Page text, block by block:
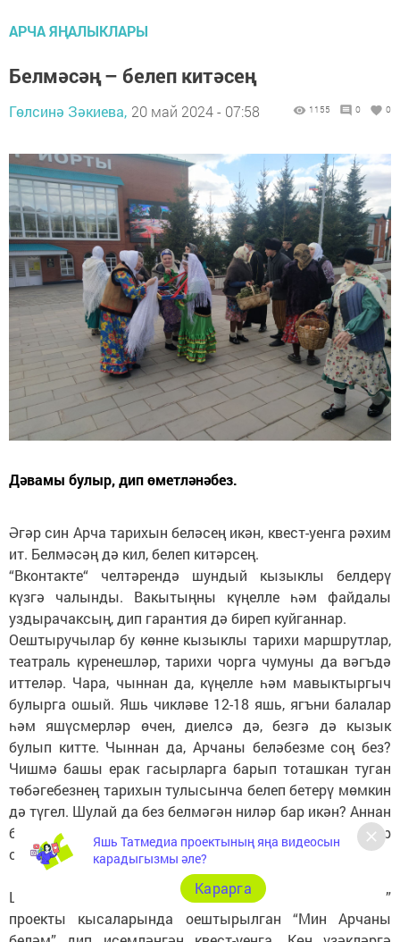
АРЧА ЯҢАЛЫКЛАРЫ
Белмәсәң – белеп китәсең
Гөлсинә Зәкиева, 20 май 2024 - 07:58 1155 0 0
Дәвамы булыр, дип өметләнәбез.
Әгәр син Арча тарихын беләсең икән, квест-уенга рәхим
ит. Белмәсәң дә кил, белеп китәрсең.
“Вконтакте“ челтәрендә шундый кызыклы белдерү
күзгә чалынды. Вакытыңны күңелле һәм файдалы
уздырачаксың, дип гарантия дә биреп куйганнар.
Оештыручылар бу көнне кызыклы тарихи маршрутлар,
театраль күренешләр, тарихи чорга чумуны да вәгъдә
иттеләр. Чара, чыннан да, күңелле һәм мавыктыргыч
булырга ошый. Яшь чикләве 12-18 яшь, ягъни балалар
һәм яшүсмерләр өчен, диелсә дә, безгә дә кызык
булып китте. Чыннан да, Арчаны беләбезме соң без?
Чишмә башы ерак гасырларга барып тоташкан туган
төбәгебезнең тарихын тулысынча белеп бетерү мөмкин
дә түгел. Шулай да без белмәгән ниләр бар икән? Аннан
белгәннәрен кабат ишетү дә зыян итмәс, чөнки һәр
сөйләүчедән нинди дә булса яңалык көтәсең.
Шундый уйлар белән юнәлдек без “Мин Арча баласы”
проекты кысаларында оештырылган “Мин Арчаны
Яшь Татмедиа проектының яңа видеосын
карадыгызмы әле?
Карарга